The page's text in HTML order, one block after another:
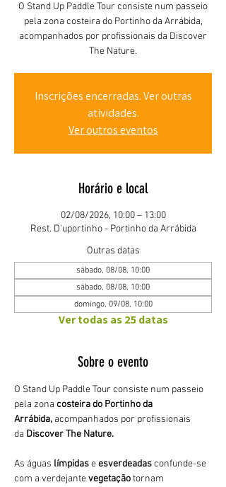
O Stand Up Paddle Tour consiste num passeio
pela zona costeira do Portinho da Arrábida,
acompanhados por profissionais da Discover
The Nature.
Inscrições encerradas. Ver outras
atividades.
Ver outros eventos
Horário e local
02/08/2026, 10:00 – 13:00
Rest. D'uportinho - Portinho da Arrábida
Outras datas
sábado, 08/08, 10:00
sábado, 08/08, 10:00
domingo, 09/08, 10:00
Ver todas as 25 datas
Sobre o evento
O Stand Up Paddle Tour consiste num passeio
pela zona costeira do Portinho da
Arrábida, acompanhados por profissionais
da Discover The Nature.
As águas límpidas e esverdeadas confunde-se
com a verdejante vegetação tornam